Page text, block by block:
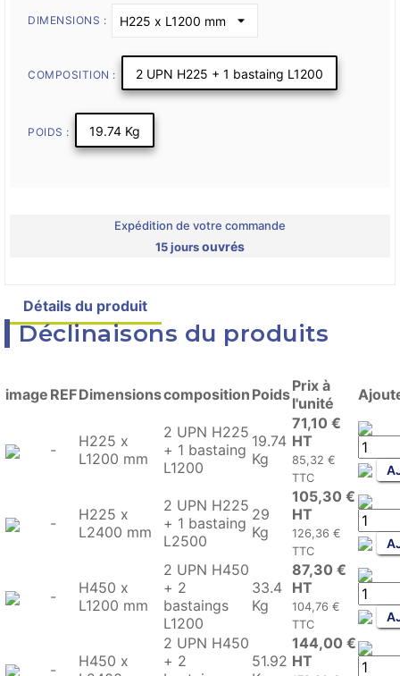
DIMENSIONS :
COMPOSITION : 2 UPN H225 + 1 bastaing L1200
POIDS : 19.74 Kg
Expédition de votre commande
15 joursouvrés
Détails du produit
Déclinaisons du produits
image REFDimensionscomposition PoidsPrix à
l'unité
-
H225 x
L1200 mm
2 UPN H225
+ 1 bastaing
L1200
19.74
Kg
71,10 €
HT
85,32 €
TTC
-
H225 x
L2400 mm
2 UPN H225
+ 1 bastaing
L2500
29
Kg
105,30 €
HT
126,36 €
TTC
-
H450 x
L1200 mm
2 UPN H450
+ 2
bastaings
L1200
33.4
Kg
87,30 €
HT
104,76 €
TTC
-
H450 x
2 UPN H450
+ 2
51.92
144,00 €
HT